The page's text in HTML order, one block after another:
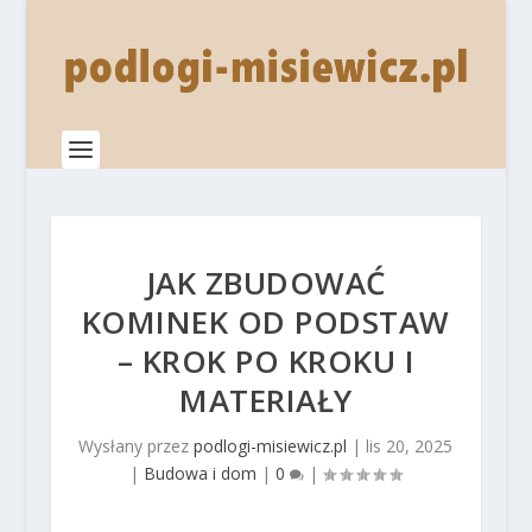
JAK ZBUDOWAĆ
KOMINEK OD PODSTAW
– KROK PO KROKU I
MATERIAŁY
Wysłany przezpodlogi-misiewicz.pl | lis 20, 2025
| Budowa i dom |0 |